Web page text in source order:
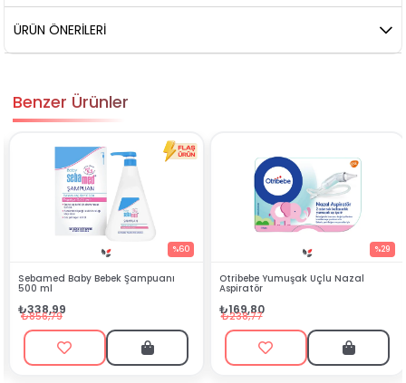
ÜRÜN ÖNERILERI
Benzer Ürünler
%60
Sebamed Baby Bebek Şampuanı
500 ml
₺338,99
₺856,79
%29
Otribebe Yumuşak Uçlu Nazal
Aspiratör
₺169,80
₺238,77